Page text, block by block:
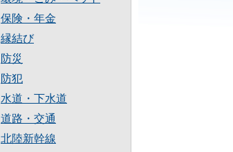
保険・年金
縁結び
防災
防犯
水道・下水道
道路・交通
北陸新幹線